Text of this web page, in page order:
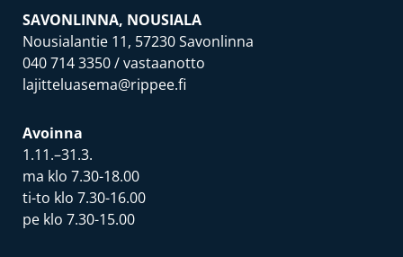
SAVONLINNA, NOUSIALA
Nousialantie 11, 57230 Savonlinna
040 714 3350/ vastaanotto
lajitteluasema@rippee.fi
Avoinna
1.11.–31.3.
ma klo 7.30-18.00
ti-to klo 7.30-16.00
pe klo 7.30-15.00